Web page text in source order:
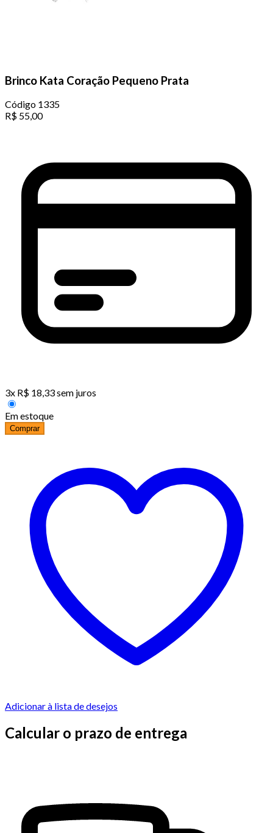
Brinco Kata Coração Pequeno Prata
Código 1335
R$ 55,00
3x R$ 18,33sem juros
Em estoque
Comprar
Adicionar à lista de desejos
Calcular o prazo de entrega